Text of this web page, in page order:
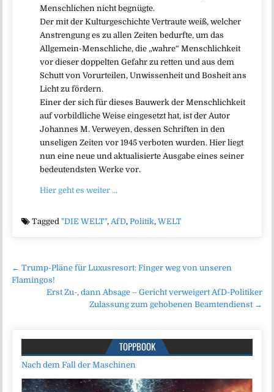
Menschlichen nicht begnügte.
Der mit der Kulturgeschichte Vertraute weiß, welcher
Anstrengung es zu allen Zeiten bedurfte, um das
Allgemein-Menschliche, die „wahre“ Menschlichkeit
vor dieser doppelten Gefahr zu retten und aus dem
Schutt von Vorurteilen, Unwissenheit und Bosheit ans
Licht zu fördern.
Einer der sich für dieses Bauwerk der Menschlichkeit
auf vorbildliche Weise eingesetzt hat, ist der Autor
Johannes M. Verweyen, dessen Schriften in den
unseligen Zeiten vor 1945 verboten wurden. Hier liegt
nun eine neue und aktualisierte Ausgabe eines seiner
bedeutendsten Werke vor.
Hier geht es weiter …
Tagged"DIE WELT", AfD,Politik,WELT
Beitragsnavigation
← Trump-Pläne für Luxusresort: Finger weg von unseren
Flamingos!
Erst Zu-, dann Absage – Gericht verweigert AfD-Politiker
Zulassung zum gehobenen Beamtendienst →
TOPPBOOK
Nach dem Fall der Maschinen